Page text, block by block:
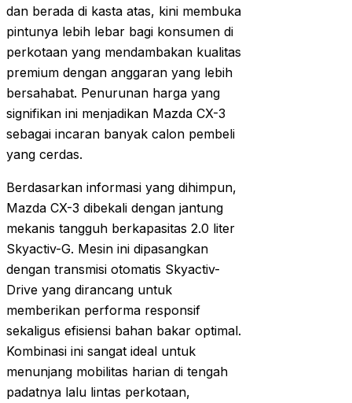
dan berada di kasta atas, kini membuka
pintunya lebih lebar bagi konsumen di
perkotaan yang mendambakan kualitas
premium dengan anggaran yang lebih
bersahabat. Penurunan harga yang
signifikan ini menjadikan Mazda CX-3
sebagai incaran banyak calon pembeli
yang cerdas.
Berdasarkan informasi yang dihimpun,
Mazda CX-3 dibekali dengan jantung
mekanis tangguh berkapasitas 2.0 liter
Skyactiv-G. Mesin ini dipasangkan
dengan transmisi otomatis Skyactiv-
Drive yang dirancang untuk
memberikan performa responsif
sekaligus efisiensi bahan bakar optimal.
Kombinasi ini sangat ideal untuk
menunjang mobilitas harian di tengah
padatnya lalu lintas perkotaan,